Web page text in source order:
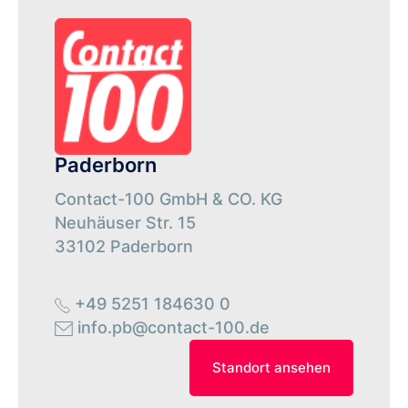
Paderborn
Contact-100 GmbH & CO. KG
Neuhäuser Str. 15
33102 Paderborn
+49 5251 184630 0
info.pb@contact-100.de
Standort ansehen